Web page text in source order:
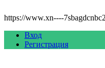
https://www.xn----
Вход
Регистрация